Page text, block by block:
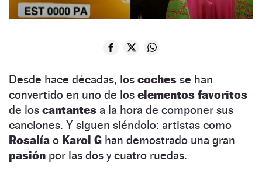
Desde hace décadas, los coches se han
convertido en uno de los elementos favoritos
de los cantantes a la hora de componer sus
canciones. Y siguen siéndolo: artistas como
Rosalía o Karol G han demostrado una gran
pasión por las dos y cuatro ruedas.